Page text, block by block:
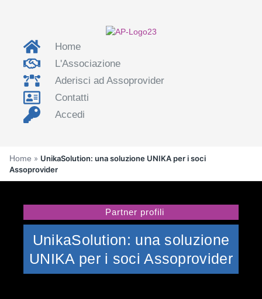
Home
L'Associazione
Aderisci ad Assoprovider
Contatti
Accedi
Home » UnikaSolution: una soluzione UNIKA per i soci
Assoprovider
Partner profili
UnikaSolution: una soluzione
UNIKA per i soci Assoprovider